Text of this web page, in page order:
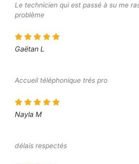
Le technicien qui est passé à su me
problème
Gaëtan L
Accueil téléphonique trés pro
Nayla M
délais respectés